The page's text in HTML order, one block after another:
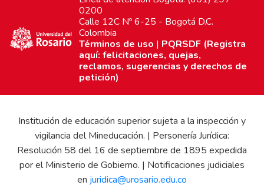
0200
Calle 12C Nº 6-25 - Bogotá D.C.
Colombia
Términos de uso | PQRSDF (Registra
aquí: felicitaciones, quejas,
reclamos, sugerencias y derechos de
petición)
Institución de educación superior sujeta a la inspección y
vigilancia del Mineducación. | Personería Jurídica:
Resolución 58 del 16 de septiembre de 1895 expedida
por el Ministerio de Gobierno. | Notificaciones judiciales
en juridica@urosario.edu.co